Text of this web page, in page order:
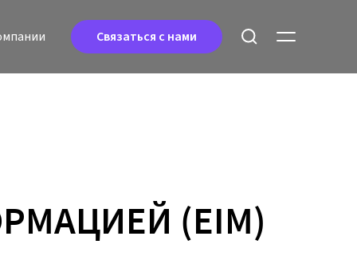
Связаться с нами
(EIM)